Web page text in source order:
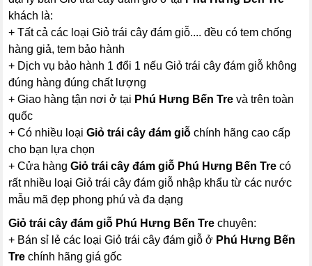
khách là:
+ Tất cả các loại Giỏ trái cây đám giỗ.... đều có tem chống
hàng giả, tem bảo hành
+ Dịch vụ bảo hành 1 đổi 1 nếu Giỏ trái cây đám giỗ không
đúng hàng đúng chất lượng
+ Giao hàng tận nơi ở tại Phú Hưng Bến Tre và trên toàn
quốc
+ Có nhiều loạiGiỏ trái cây đám giỗ chính hãng cao cấp
cho bạn lựa chọn
+ Cửa hàngGiỏ trái cây đám giỗ Phú Hưng Bến Tre có
rất nhiều loại Giỏ trái cây đám giỗ nhập khẩu từ các nước
mẫu mã đẹp phong phú và đa dạng
Giỏ trái cây đám giỗ Phú Hưng Bến Trechuyên:
+ Bán sỉ lẻ các loại Giỏ trái cây đám giỗ ở Phú Hưng Bến
Tre chính hãng giá gốc